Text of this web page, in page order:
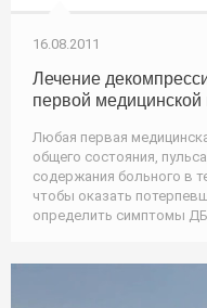
16.08.2011
Лечение
первой
Любая первая
общего состояния,
содержания больного в
чтобы оказать
определить симптомы